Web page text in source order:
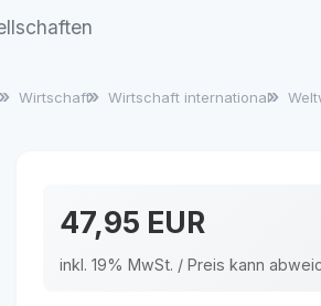
Wirtschaft Wirtschaft international
47,95 EUR
inkl. 19% MwSt. / Preis kann